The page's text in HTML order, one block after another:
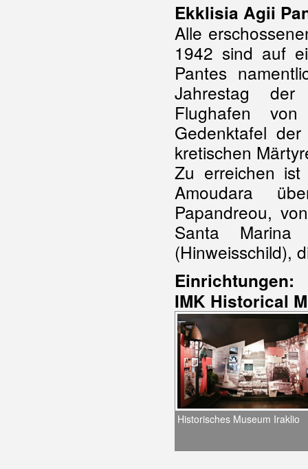
Ekklisia Agii
Alle
1942 sind auf
Pantes
Jahrestag
Flughafen
Gedenktafel
kretischen
Zu erreichen
Amoudara
Papandreou,
Santa
(Hinweisschild),
Einrichtungen:
IMK Historical
Historisches Museum Iraklio